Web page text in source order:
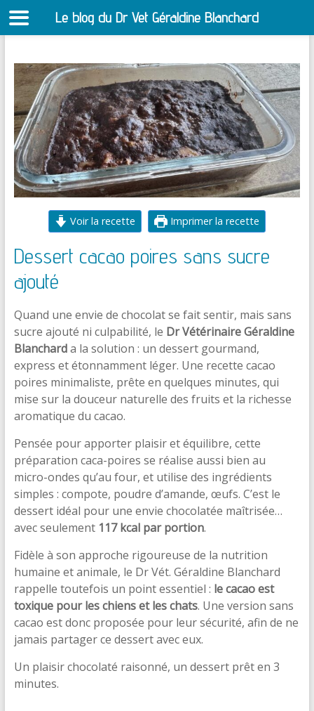
contenu
Voir la recette Imprimer la recette
Dessert cacao poires sans sucre
ajouté
Quand une envie de chocolat se fait sentir, mais sans
sucre ajouté ni culpabilité, le Dr Vétérinaire Géraldine
Blancharda la solution : un dessert gourmand,
express et étonnamment léger. Une recette cacao
poires minimaliste, prête en quelques minutes, qui
mise sur la douceur naturelle des fruits et la richesse
aromatique du cacao.
Pensée pour apporter plaisir et équilibre, cette
préparation caca-poires se réalise aussi bien au
micro-ondes qu’au four, et utilise des ingrédients
simples : compote, poudre d’amande, œufs. C’est le
dessert idéal pour une envie chocolatée maîtrisée…
avec seulement 117 kcal par portion.
Fidèle à son approche rigoureuse de la nutrition
humaine et animale, le Dr Vét. Géraldine Blanchard
rappelle toutefois un point essentiel : le cacao est
toxique pour les chiens et les chats. Une version sans
cacao est donc proposée pour leur sécurité, afin de ne
jamais partager ce dessert avec eux.
Un plaisir chocolaté raisonné, un dessert prêt en 3
minutes.
Le blog du Dr Vet Géraldine Blanchard